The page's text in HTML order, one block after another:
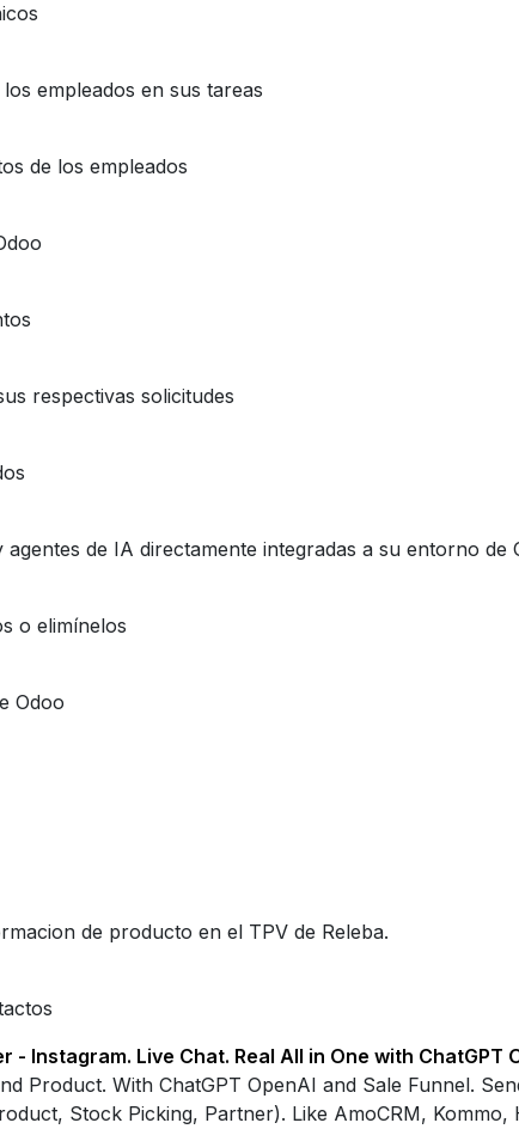
empleados en sus tareas
de los empleados
respectivas solicitudes
de IA directamente integradas a su entorno de
o elimínelos
Odoo
de producto en el TPV de Releba.
- Instagram. Live Chat. Real All in One with ChatGPT
Product. With ChatGPT OpenAI and Sale Funnel.
Stock Picking, Partner). Like AmoCRM,